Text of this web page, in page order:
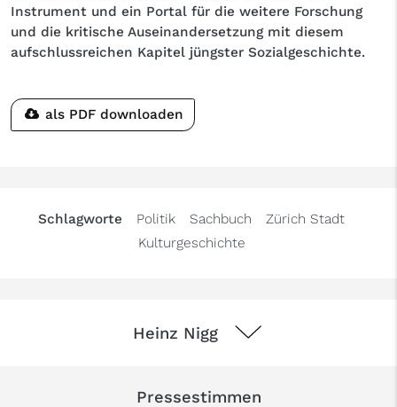
Instrument und ein Portal für die weitere Forschung
und die kritische Auseinandersetzung mit diesem
aufschlussreichen Kapitel jüngster Sozialgeschichte.
als PDF downloaden
Schlagworte Politik Sachbuch
Zürich Stadt
Kulturgeschichte
Heinz Nigg
Pressestimmen